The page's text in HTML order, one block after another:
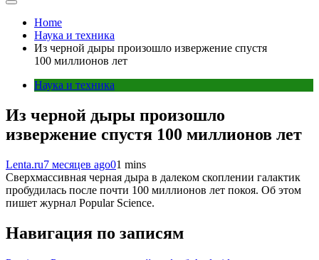
Home
Наука и техника
Из черной дыры произошло извержение спустя
100 миллионов лет
Наука и техника
Из черной дыры произошло
извержение спустя 100 миллионов лет
Lenta.ru7 месяцев ago01 mins
Сверхмассивная черная дыра в далеком скоплении галактик
пробудилась после почти 100 миллионов лет покоя. Об этом
пишет журнал Popular Science.
Навигация по записям